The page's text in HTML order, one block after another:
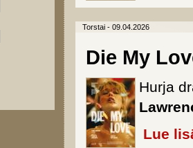
Torstai - 09.04.2026
Die My
Hurja
Lue